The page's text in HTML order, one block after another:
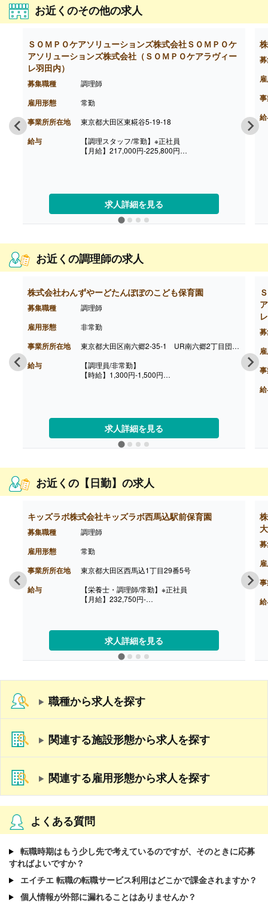
お近くのその他の求人
ＳＯＭＰＯケアソリューションズ株式会社ＳＯＭＰＯケ
アソリューションズ株式会社（ＳＯＭＰＯケアラヴィー
レ羽田内）
募集職種 調理師
雇用形態 常勤
事業所所在地 東京都大田区東糀谷5-19-18
給与
【調理スタッフ/常勤】※正社員
【月給】217,000円-225,800円
［その他手当］
・時間外手当（超過1分から支給）
・精皆勤手当 6,000円（規定あり）
【賞与】年2回（計2.08ヶ月分）※前年度実績
【昇給】あり
【退職金】あり※勤続3年以上
【調理主任/常勤】※正社員
【月給】225,800円-260,100円
・基本給
・職務手当
・働きがい向上手当 10,000円
［その他手当］
・時間外手当（超過1分から支給）
・精皆勤手当 6,000円（規定あり）
【賞与】年2回（計2.08ヶ月分）※前年度実績
【通勤手当】あり（上限50,000円/月）
【昇給】あり
【退職金】あり※勤続3年以上
求人詳細を見る
お近くの調理師の求人
株式会社わんずやーどたんぽぽのこども保育園
募集職種 調理師
雇用形態 非常勤
事業所所在地 東京都大田区南六郷2-35-1 UR南六郷2丁目団地 第1号棟
給与
【調理員/非常勤】
【時給】1,300円-1,500円
求人詳細を見る
お近くの【日勤】の求人
キッズラボ株式会社キッズラボ西馬込駅前保育園
募集職種 調理師
雇用形態 常勤
事業所所在地 東京都大田区西馬込1丁目29番5号
給与
【栄養士・調理師/常勤】※正社員
【月給】232,750円-
求人詳細を見る
職種から求人を探す
関連する施設形態から求人を探す
関連する雇用形態から求人を探す
よくある質問
転職時期はもう少し先で考えているのですが、そのときに応募
すればよいですか？
エイチエ 転職の転職サービス利用はどこかで課金されますか？
個人情報が外部に漏れることはありませんか？